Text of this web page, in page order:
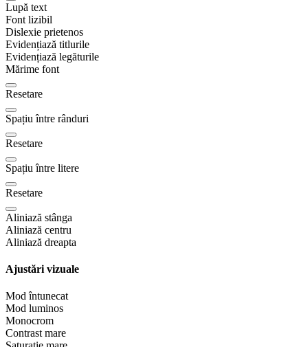
Lupă text
Font lizibil
Dislexie prietenos
Evidențiază titlurile
Evidențiază legăturile
Mărime font
Resetare
Spațiu între rânduri
Resetare
Spațiu între litere
Resetare
Aliniază stânga
Aliniază centru
Aliniază dreapta
Ajustări vizuale
Mod întunecat
Mod luminos
Monocrom
Contrast mare